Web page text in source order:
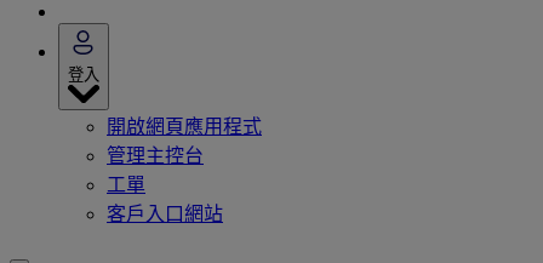
登入
開啟網頁應用程式
管理主控台
工單
客戶入口網站